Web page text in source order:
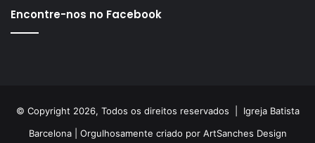
Encontre-nos no Facebook
© Copyright 2026, Todos os direitos reservados | Igreja Batista
Barcelona| Orgulhosamente criado por ArtSanches Design